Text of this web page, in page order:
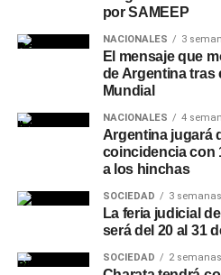
por SAMEEP
NACIONALES 3
El mensaje que
de Argentina tras
Mundial
NACIONALES 4
Argentina jugará
coincidencia con
a los hinchas
SOCIEDAD 3
La feria judicial
será del 20 al 31
SOCIEDAD 2